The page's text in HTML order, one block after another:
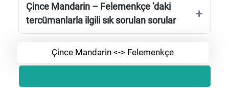
Çince Mandarin – Felemenkçe ’daki
tercümanlarla ilgili sık sorulan sorular
Çince Mandarin <-> Felemenkçe